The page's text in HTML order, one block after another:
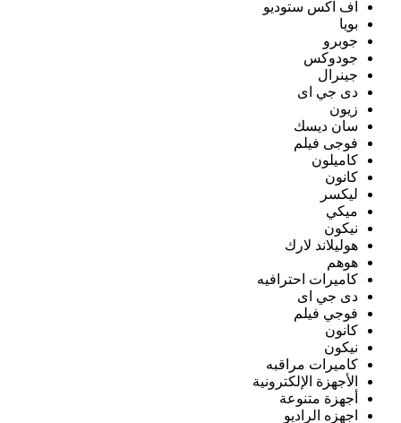
اف اكس ستوديو
بويا
جوبرو
جودوكس
جينرال
دى جي اى
زيون
سان ديسك
فوجى فيلم
كاميلون
كانون
ليكسر
ميكي
نيكون
هوليلاند لارك
هوهم
كاميرات احترافيه
دى جي اى
فوجي فيلم
كانون
نيكون
كاميرات مراقبه
الأجهزة الإلكترونية
أجهزة متنوعة
اجهزه الراديو